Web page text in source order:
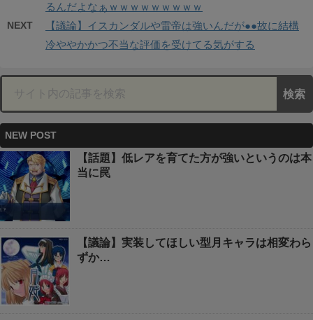
るんだよなぁｗｗｗｗｗｗｗｗｗ
NEXT
【議論】イスカンダルや雷帝は強いんだが●●故に結構
冷ややかかつ不当な評価を受けてる気がする
NEW POST
【話題】低レアを育てた方が強いというのは本
当に罠
【議論】実装してほしい型月キャラは相変わら
ずか…